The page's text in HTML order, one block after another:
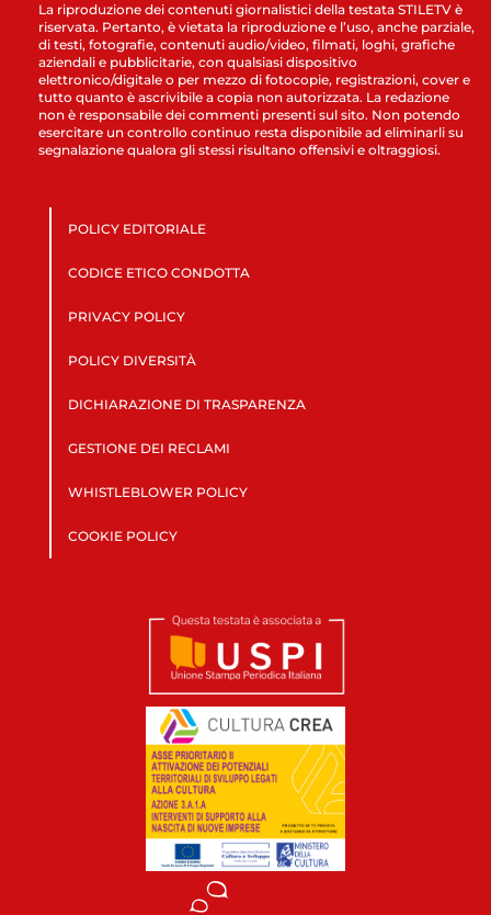
La riproduzione dei contenuti giornalistici della testata STILETV è
riservata. Pertanto, è vietata la riproduzione e l’uso, anche parziale,
di testi, fotografie, contenuti audio/video, filmati, loghi, grafiche
aziendali e pubblicitarie, con qualsiasi dispositivo
elettronico/digitale o per mezzo di fotocopie, registrazioni, cover e
tutto quanto è ascrivibile a copia non autorizzata. La redazione
non è responsabile dei commenti presenti sul sito. Non potendo
esercitare un controllo continuo resta disponibile ad eliminarli su
segnalazione qualora gli stessi risultano offensivi e oltraggiosi.
POLICY EDITORIALE
CODICE ETICO CONDOTTA
PRIVACY POLICY
POLICY DIVERSITÀ
DICHIARAZIONE DI TRASPARENZA
GESTIONE DEI RECLAMI
WHISTLEBLOWER POLICY
COOKIE POLICY